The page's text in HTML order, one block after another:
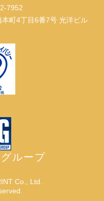
7952
町4丁目6番7号 光洋ビル
ループ
Co., Ltd.